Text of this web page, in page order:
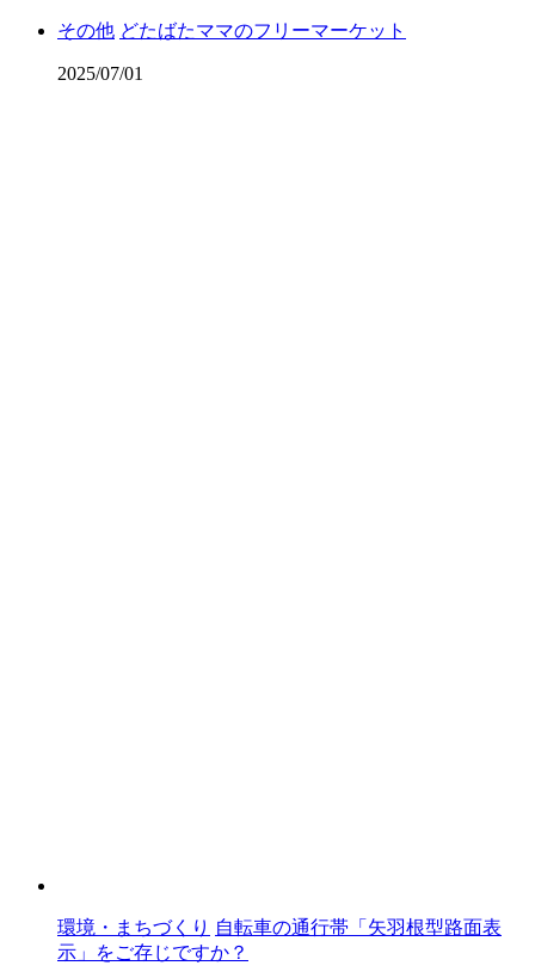
その他 どたばたママのフリーマーケット
2025/07/01
環境・まちづくり 自転車の通行帯「矢羽根型路面表
示」をご存じですか？